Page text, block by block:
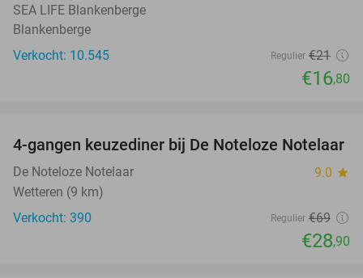
SEA LIFE Blankenberge
Blankenberge
Verkocht: 10.545
Regulier €21
€16,80
58%
4-gangen keuzediner bij De Noteloze Notelaar
De Noteloze Notelaar 9.0 star
Wetteren (9 km)
Verkocht: 390
Regulier €69
€28,90